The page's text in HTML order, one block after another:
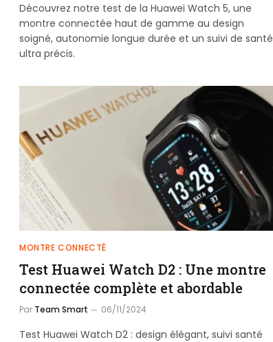
Découvrez notre test de la Huawei Watch 5, une
montre connectée haut de gamme au design
soigné, autonomie longue durée et un suivi de santé
ultra précis.
MONTRE CONNECTÉ
Test Huawei Watch D2 : Une montre
connectée complète et abordable
Par Team Smart 06/11/2024
Test Huawei Watch D2 : design élégant, suivi santé